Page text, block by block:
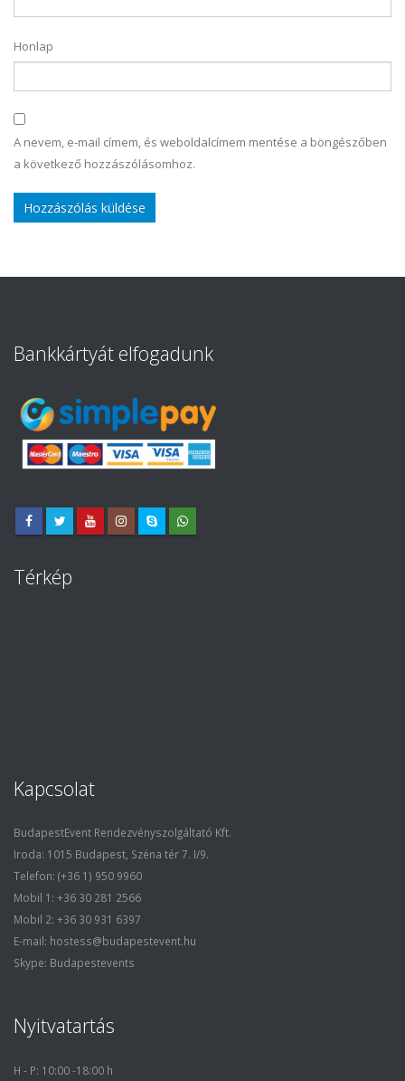
Honlap
A nevem, e-mail címem, és weboldalcímem mentése a böngészőben
a következő hozzászólásomhoz.
Bankkártyát elfogadunk
Térkép
Kapcsolat
BudapestEvent Rendezvényszolgáltató Kft.
Iroda: 1015 Budapest, Széna tér 7. I/9.
Telefon: (+36 1) 950 9960
Mobil 1: +36 30 281 2566
Mobil 2: +36 30 931 6397
E-mail: hostess@budapestevent.hu
Skype: Budapestevents
Nyitvatartás
H - P: 10:00 -18:00 h